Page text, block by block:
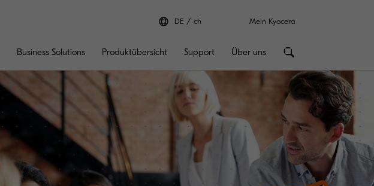
DE ch Mein Kyocera
Business Solutions Produktübersicht Support Über uns